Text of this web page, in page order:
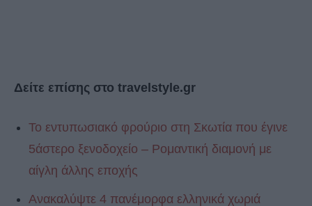
Δείτε επίσης στο travelstyle.gr
Το εντυπωσιακό φρούριο στη Σκωτία που έγινε
5άστερο ξενοδοχείο – Ρομαντική διαμονή με
αίγλη άλλης εποχής
Ανακαλύψτε 4 πανέμορφα ελληνικά χωριά